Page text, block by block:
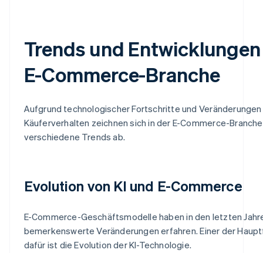
Trends und
E-Commerce-Branche
Aufgrund technologischer Fortschritte und Veränderungen
Käuferverhalten zeichnen sich in der E-Commerce-Branche
verschiedene Trends ab.
Evolution von KI und E-Commerce
E-Commerce-Geschäftsmodelle haben in den letzten
bemerkenswerte Veränderungen erfahren. Einer der
dafür ist die Evolution der KI-Technologie.